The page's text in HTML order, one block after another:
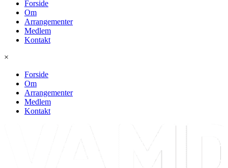
Forside
Om
Arrangementer
Medlem
Kontakt
×
Forside
Om
Arrangementer
Medlem
Kontakt